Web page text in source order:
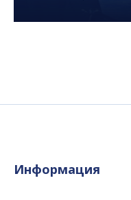
Информация